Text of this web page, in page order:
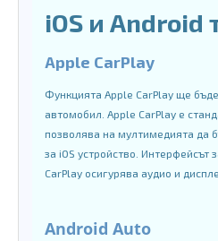
iOS и Android
Apple CarPlay
Функцията Apple CarPlay ще
автомобил. Apple CarPlay е
позволява на мултимедията да
за iOS устройство. Интерфейсът
CarPlay осигурява аудио и
Android Auto